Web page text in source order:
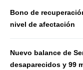
Bono de
nivel de afectación
Nuevo balance de
desaparecidos y 99